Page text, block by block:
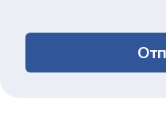
Другие